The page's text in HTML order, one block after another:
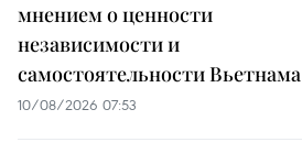
мнением о ценности
независимости и
самостоятельности Вьетнама
10/08/2026 07:53